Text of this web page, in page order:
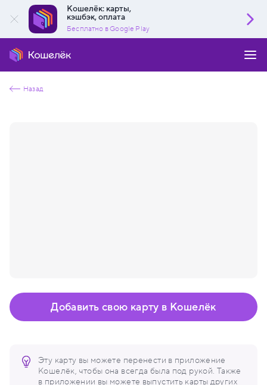
Кошелёк: карты,
кэшбэк, оплата
Бесплатно в Google Play
Назад
Эту карту вы можете перенести в приложение
Кошелёк, чтобы она всегда была под рукой. Также
в приложении вы можете выпустить карты других
Добавить свою карту в Кошелёк